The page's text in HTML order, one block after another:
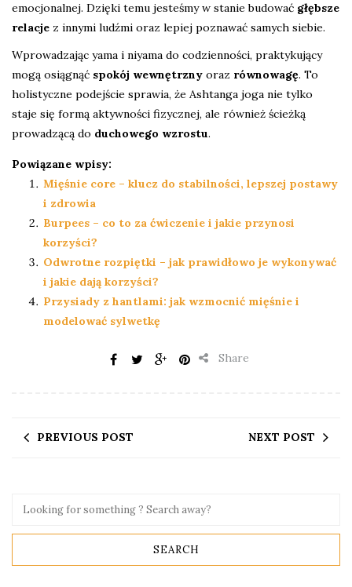
emocjonalnej. Dzięki temu jesteśmy w stanie budować głębsze
relacje z innymi ludźmi oraz lepiej poznawać samych siebie.
Wprowadzając yama i niyama do codzienności, praktykujący
mogą osiągnąć spokój wewnętrzny oraz równowagę. To
holistyczne podejście sprawia, że Ashtanga joga nie tylko
staje się formą aktywności fizycznej, ale również ścieżką
prowadzącą do duchowego wzrostu.
Powiązane wpisy:
Mięśnie core – klucz do stabilności, lepszej postawy
i zdrowia
Burpees – co to za ćwiczenie i jakie przynosi
korzyści?
Odwrotne rozpiętki – jak prawidłowo je wykonywać
i jakie dają korzyści?
Przysiady z hantlami: jak wzmocnić mięśnie i
modelować sylwetkę
Share
PREVIOUS POST NEXT POST